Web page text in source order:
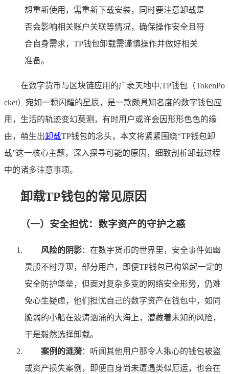
想重新使用，需重新下载安装，同时要注意卸载是
否会影响相关账户关联等情况，确保操作安全且符
合自身需求，TP钱包卸载需谨慎操作并做好相关
准备。
在数字货币与区块链应用的广袤天地中,TP钱包（TokenPo
cket）宛如一颗闪耀的星辰，是一款颇具知名度的数字钱包应
用，生活的轨迹变幻莫测，有时用户或许会因形形色色的缘
由，萌生出卸载TP钱包的念头，本文将紧紧围绕“TP钱包卸
载”这一核心主题，深入探寻可能的原因，细致剖析卸载过程
中的诸多注意事项。
卸载TP钱包的常见原因
（一）安全担忧：数字资产的守护之惑
风险的阴影：在数字货币的世界里，安全事件如幽
灵般不时浮现，部分用户，即便TP钱包已构筑起一定的
安全防护堡垒，但面对复杂多变的网络安全形势，仍难
免心生疑虑，他们担忧自己的数字资产在钱包中，如同
脆弱的小船在波涛汹涌的大海上，潜藏着未知的风险，
于是毅然选择卸载。
案例的涟漪：听闻其他用户那令人揪心的钱包被盗
或资产损失案例，即便自身尚未遭遇类似厄运，也会在